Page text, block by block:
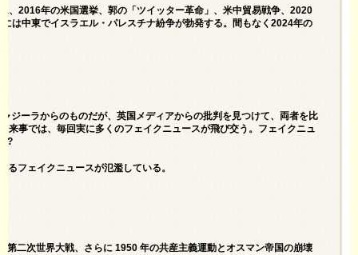
、2016年の米国選挙、郭の「ツイッター革命」、米中貿易戦争、2020
は中東でイスラエル・パレスチナ紛争が勃発する。間もなく2024年の
ジーラからのものだが、英国メディアからの批判を見つけて、両者を比
事では、毎回実に多くのフェイクニュースが飛び交う。フェイクニュ
?
るフェイクニュースが氾濫している。
二次世界大戦、さらに 1950 年の共産主義運動とオスマン帝国の崩壊